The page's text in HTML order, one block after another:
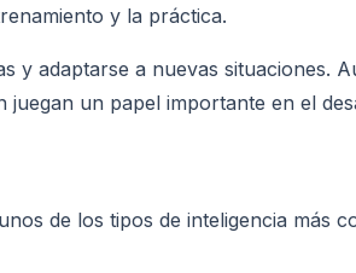
y la práctica.
adaptarse a nuevas situaciones.
un papel importante en el
de los tipos de inteligencia más